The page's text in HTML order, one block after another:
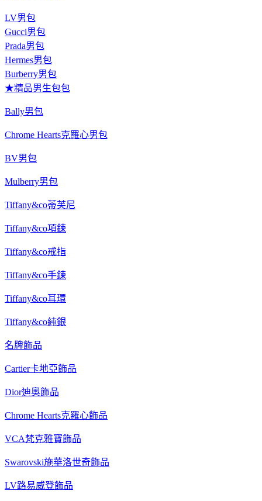
LV男包
Gucci男包
Prada男包
Hermes男包
Burberry男包
★精品男生包包
Bally男包
Chrome Hearts克羅心男包
BV男包
Mulberry男包
Tiffany&co蒂芙尼
Tiffany&co項鍊
Tiffany&co戒指
Tiffany&co手鍊
Tiffany&co耳環
Tiffany&co純銀
名牌飾品
Cartier卡地亞飾品
Dior迪奧飾品
Chrome Hearts克羅心飾品
VCA梵克雅寶飾品
Swarovski施華洛世奇飾品
LV路易威登飾品